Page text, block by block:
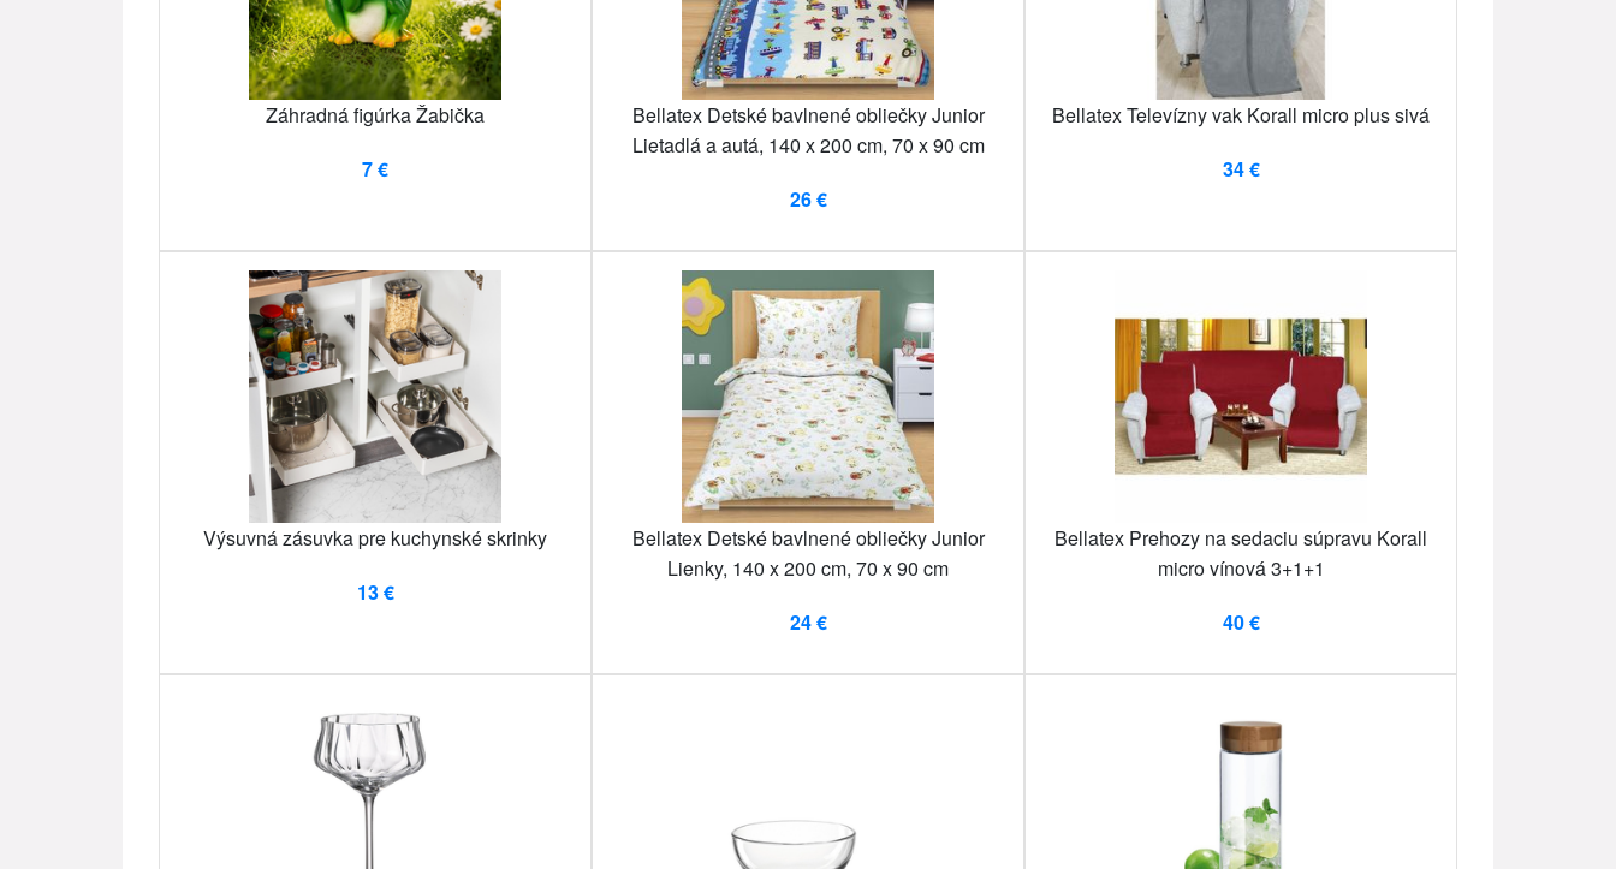
Záhradná figúrka Žabička
7 €
Bellatex Detské bavlnené obliečky Junior
Lietadlá a autá, 140 x 200 cm, 70 x 90 cm
26 €
Bellatex Televízny vak Korall micro plus sivá
34 €
Výsuvná zásuvka pre kuchynské skrinky
13 €
Bellatex Detské bavlnené obliečky Junior
Lienky, 140 x 200 cm, 70 x 90 cm
24 €
Bellatex Prehozy na sedaciu súpravu Korall
micro vínová 3+1+1
40 €